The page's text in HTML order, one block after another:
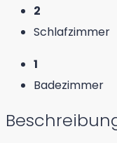
2
Schlafzimmer
1
Badezimmer